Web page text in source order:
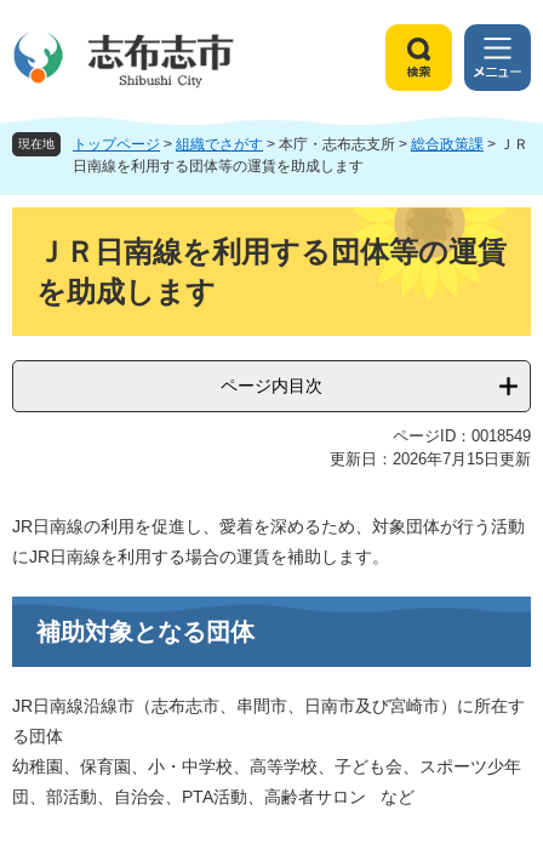
ジ
頭
ュ
飛
索
メ
ニ
ュ
ー
現在地 トップページ > 組織でさがす > 本庁・志布志支所 > 総合政策課 > ＪＲ
日南線を利用する団体等の運賃を助成します
ＪＲ日南線を利用する団体等の運賃
を助成します
ページ内目次
ページID：0018549
更新日：2026年7月15日更新
JR日南線の利用を促進し、愛着を深めるため、対象団体が行う活動
にJR日南線を利用する場合の運賃を補助します。
補助対象となる団体
JR日南線沿線市（志布志市、串間市、日南市及び宮崎市）に所在す
る団体
幼稚園、保育園、小・中学校、高等学校、子ども会、スポーツ少年
団、部活動、自治会、PTA活動、高齢者サロン など